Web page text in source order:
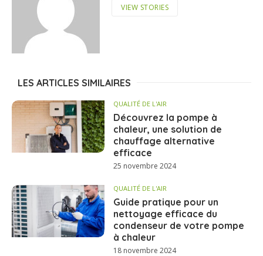
VIEW STORIES
LES ARTICLES SIMILAIRES
QUALITÉ DE L'AIR
Découvrez la pompe à
chaleur, une solution de
chauffage alternative
efficace
25 novembre 2024
QUALITÉ DE L'AIR
Guide pratique pour un
nettoyage efficace du
condenseur de votre pompe
à chaleur
18 novembre 2024